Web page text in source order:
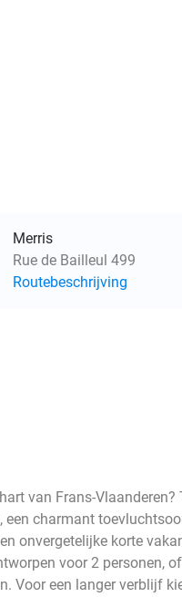
Merris
Rue de Bailleul 499
Routebeschrijving
van Frans-Vlaanderen?
charmant
onvergetelijke korte
voor 2 personen,
Voor een langer verblijf